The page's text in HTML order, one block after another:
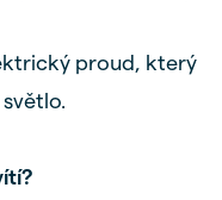
proud, který